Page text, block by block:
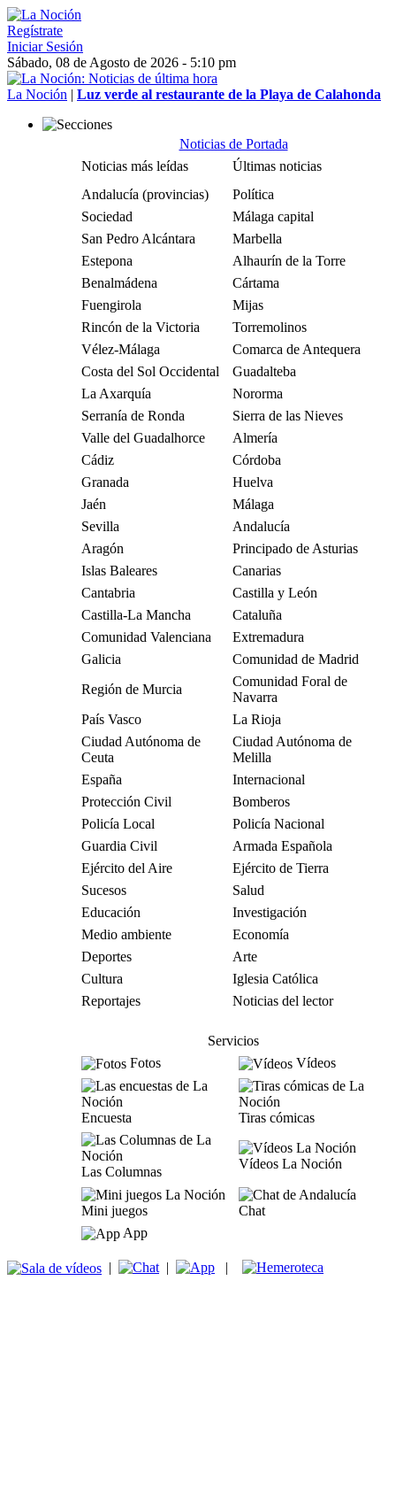
Regístrate
Iniciar Sesión
Sábado, 08 de Agosto de 2026 - 5:10 pm
La Noción | Luz verde al restaurante de la Playa de Calahonda
Noticias de Portada
Noticias más leídas
Últimas noticias
Andalucía (provincias)
Política
Sociedad
Málaga capital
San Pedro Alcántara
Marbella
Estepona
Alhaurín de la Torre
Benalmádena
Cártama
Fuengirola
Mijas
Rincón de la Victoria
Torremolinos
Vélez-Málaga
Comarca de Antequera
Costa del Sol Occidental
Guadalteba
La Axarquía
Nororma
Serranía de Ronda
Sierra de las Nieves
Valle del Guadalhorce
Almería
Cádiz
Córdoba
Granada
Huelva
Jaén
Málaga
Sevilla
Andalucía
Aragón
Principado de Asturias
Islas Baleares
Canarias
Cantabria
Castilla y León
Castilla-La Mancha
Cataluña
Comunidad Valenciana
Extremadura
Galicia
Comunidad de Madrid
Región de Murcia
Comunidad Foral de
Navarra
País Vasco
La Rioja
Ciudad Autónoma de
Ceuta
Ciudad Autónoma de
Melilla
España
Internacional
Protección Civil
Bomberos
Policía Local
Policía Nacional
Guardia Civil
Armada Española
Ejército del Aire
Ejército de Tierra
Sucesos
Salud
Educación
Investigación
Medio ambiente
Economía
Deportes
Arte
Cultura
Iglesia Católica
Reportajes
Noticias del lector
Servicios
Fotos
Vídeos
Encuesta Tiras cómicas
Las Columnas
Vídeos La Noción
Mini juegos
Chat
App
| | |